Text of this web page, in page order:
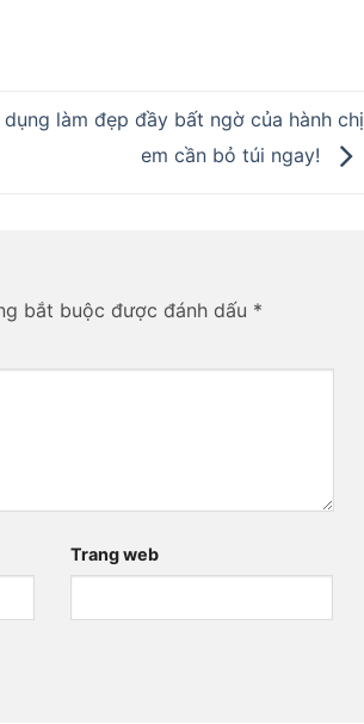
làm đẹp đầy bất ngờ của hành chị
em cần bỏ túi ngay!
bắt buộc được đánh dấu *
Trang web